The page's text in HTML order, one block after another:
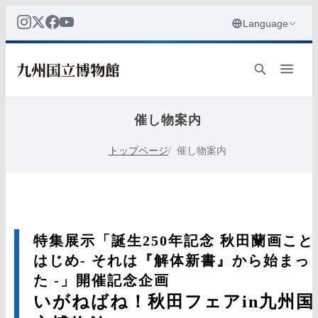
催し物案内
トップページ 催し物案内
特集展示「誕生250年記念 秋田蘭画こと
はじめ- それは『解体新書』から始まっ
た -」開催記念企画
いがねばね！秋田フェアin九州国